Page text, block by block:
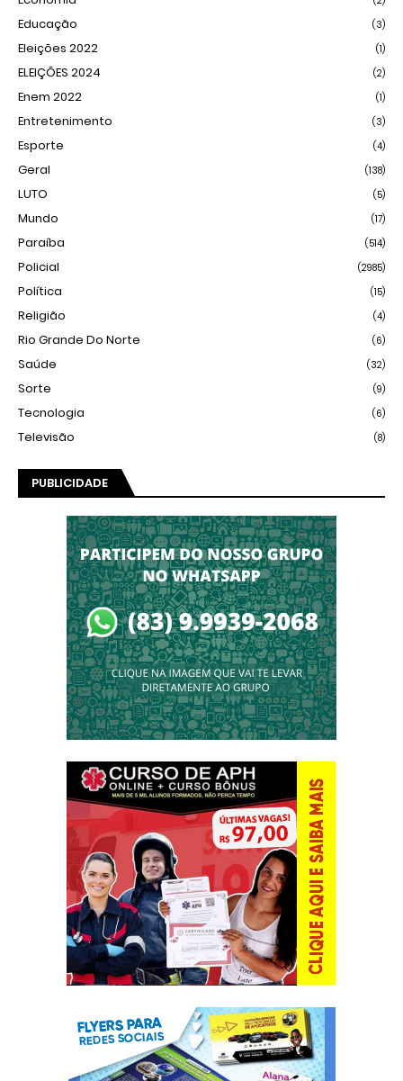
Educação (3)
Eleições 2022 (1)
ELEIÇÕES 2024 (2)
Enem 2022 (1)
Entretenimento (3)
Esporte (4)
Geral (138)
LUTO (5)
Mundo (17)
Paraíba (514)
Policial (2985)
Política (15)
Religião (4)
Rio Grande Do Norte (6)
Saúde (32)
Sorte (9)
Tecnologia (6)
Televisão (8)
PUBLICIDADE